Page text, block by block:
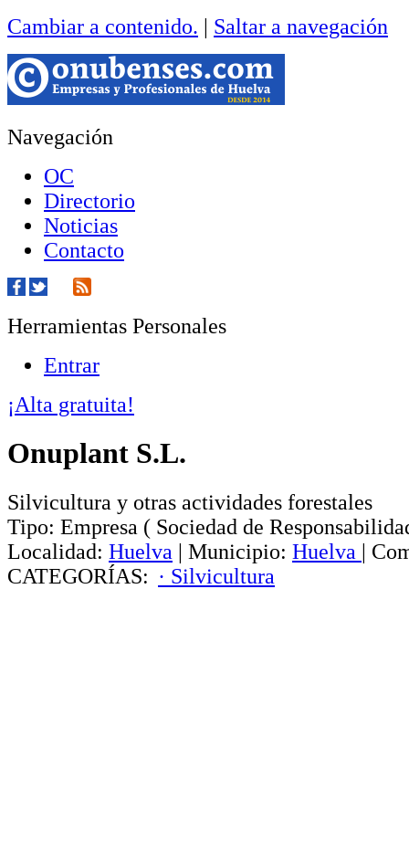
Cambiar a contenido. | Saltar a navegación
Navegación
OC
Directorio
Noticias
Contacto
Herramientas Personales
Entrar
¡Alta gratuita!
Onuplant S.L.
Silvicultura y otras actividades forestales
Tipo: Empresa ( Sociedad de
Localidad: Huelva | Municipio: Huelva |
CATEGORÍAS: · Silvicultura